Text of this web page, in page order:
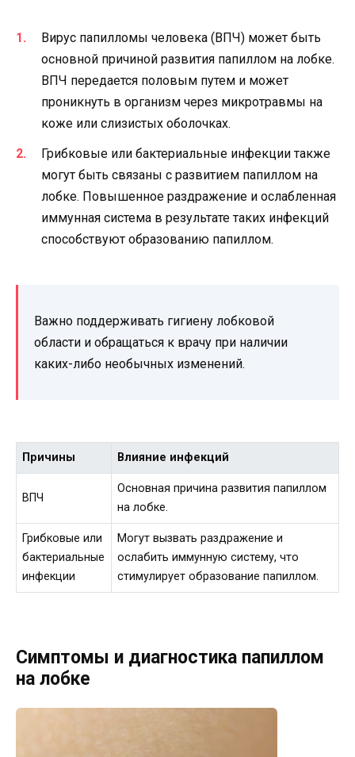
Вирус папилломы человека (ВПЧ) может быть
основной причиной развития папиллом на лобке.
ВПЧ передается половым путем и может
проникнуть в организм через микротравмы на
коже или слизистых оболочках.
Грибковые или бактериальные инфекции также
могут быть связаны с развитием папиллом на
лобке. Повышенное раздражение и ослабленная
иммунная система в результате таких инфекций
способствуют образованию папиллом.
Важно поддерживать гигиену лобковой
области и обращаться к врачу при наличии
каких-либо необычных изменений.
Причины Влияние инфекций
ВПЧ
Основная причина развития папиллом
на лобке.
Грибковые или
бактериальные
инфекции
Могут вызвать раздражение и
ослабить иммунную систему, что
стимулирует образование папиллом.
Симптомы и диагностика папиллом
на лобке